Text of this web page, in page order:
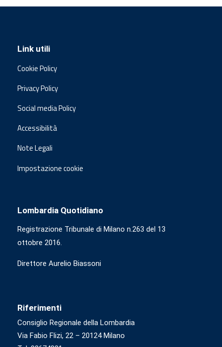
Link utili
Cookie Policy
Privacy Policy
Social media Policy
Accessibilità
Note Legali
Impostazione cookie
Lombardia Quotidiano
Registrazione Tribunale di Milano n.263 del 13
ottobre 2016.
Direttore Aurelio Biassoni
Riferimenti
Consiglio Regionale della Lombardia
Via Fabio Flizi, 22 – 20124 Milano